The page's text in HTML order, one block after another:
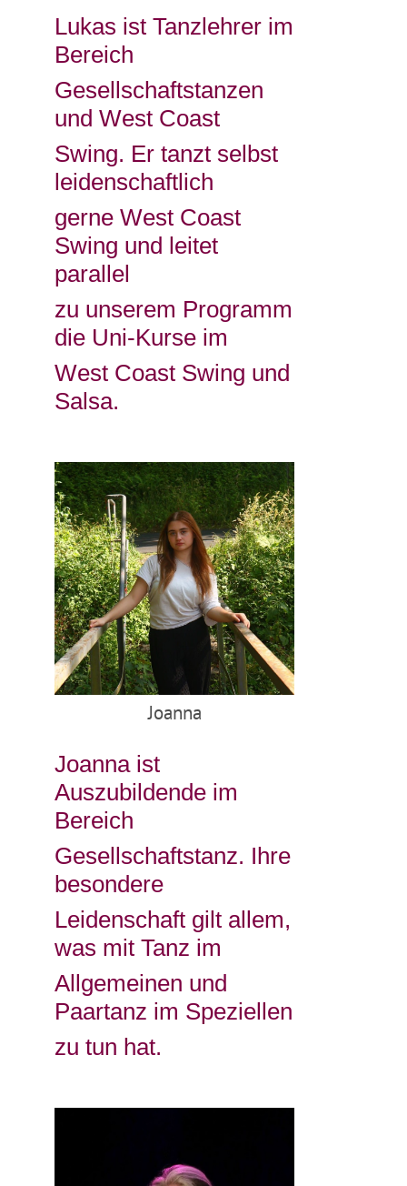
Lukas ist Tanzlehrer im
Bereich
Gesellschaftstanzen
und West Coast
Swing. Er tanzt selbst
leidenschaftlich
gerne West Coast
Swing und leitet
parallel
zu unserem Programm
die Uni-Kurse im
West Coast Swing und
Salsa.
Joanna
Joanna ist
Auszubildende im
Bereich
Gesellschaftstanz. Ihre
besondere
Leidenschaft gilt allem,
was mit Tanz im
Allgemeinen und
Paartanz im Speziellen
zu tun hat.